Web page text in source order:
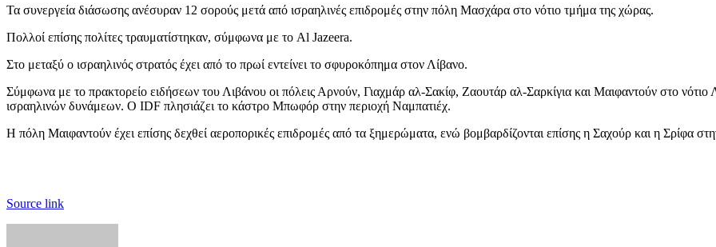
Τα συνεργεία διάσωσης ανέσυραν 12 σορούς μετά από ισραηλινές επιδρομές στην πόλη Μασχάρα στο νότιο τμήμα της χώρας.
Πολλοί επίσης πολίτες τραυματίστηκαν, σύμφωνα με το Al Jazeera.
Στο μεταξύ ο ισραηλινός στρατός έχει από το πρωί εντείνει το σφυροκόπημα στον Λίβανο.
Σύμφωνα με το πρακτορείο ειδήσεων του Λιβάνου οι πόλεις Αρνούν, Γιαχμάρ αλ-Σακίφ, Ζαουτάρ αλ-Σαρκίγια και Μαιφαντούν στο νότιο
ισραηλινών δυνάμεων. Ο IDF πλησιάζει το κάστρο Μπωφόρ στην περιοχή Ναμπατιέχ.
Η πόλη Μαιφαντούν έχει επίσης δεχθεί αεροπορικές επιδρομές από τα ξημερώματα, ενώ βομβαρδίζονται επίσης η Σαχούρ και η Σρίφα
Source link